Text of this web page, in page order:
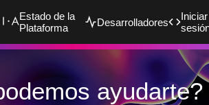
Estado de la
Plataforma
Desarrolladores
Iniciar
ayudarte?